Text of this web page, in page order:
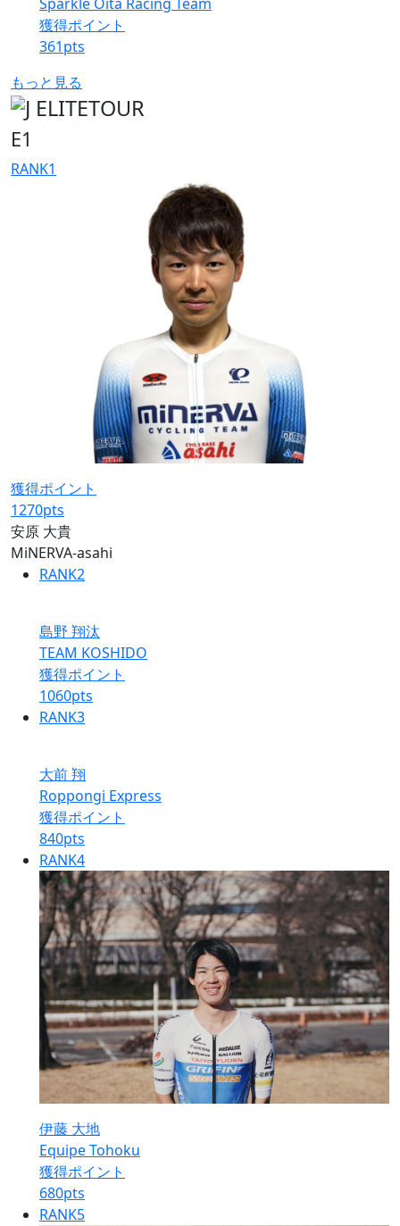
獲得ポイント
361pts
もっと見る
E1
RANK1
獲得ポイント
1270pts
安原 大貴
MiNERVA-asahi
RANK2
島野 翔汰
TEAM KOSHIDO
獲得ポイント
1060pts
RANK3
大前 翔
Roppongi Express
獲得ポイント
840pts
RANK4
伊藤 大地
Equipe Tohoku
獲得ポイント
680pts
RANK5